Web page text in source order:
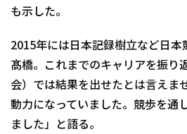
も示した。
2015年には日本記録樹立など日本
髙橋。これまでのキャリアを振り
会）では結果を出せたとは言えま
動力になっていました。競歩を通
ました」と語る。